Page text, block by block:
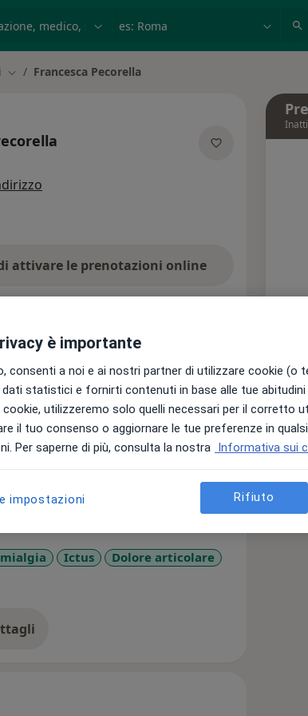
Cambia città
Francesca Pecorella
attivare le prenotazioni online
di Trieste.
Manuale e Miofasciale, per trattare i
esperienza (dolori muscolari, ai
e in ambiti più peculiari
in contesti quali le malattie
e la gestione dei disturbi
deputati all'equilibrio in soggetti a
di Fisioterapia prevede una
terapia manuale ed esercizio
Instagram) potrete trovare sempre
Ictus Dolore articolare
è importante
consenti a noi e ai nostri partner di utilizzare cookie (o
statistici e fornirti contenuti in base alle tue abitudini
utilizzeremo solo quelli necessari per il corretto
il tuo consenso o aggiornare le tue preferenze in
Per saperne di più, consulta la nostra Informativa sui
impostazioni Rifiuto